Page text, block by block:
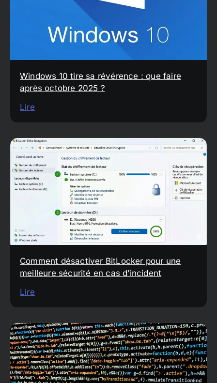
Windows 10 tire sa révérence : que faire
après octobre 2025 ?
Lire
Comment désactiver BitLocker pour une
meilleure sécurité en cas d’incident
Lire